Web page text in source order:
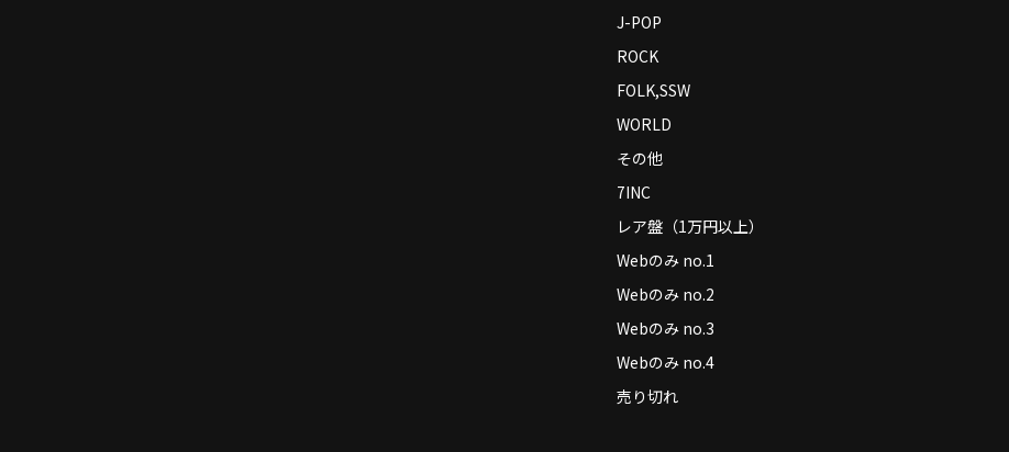
J-POP
ROCK
FOLK,SSW
WORLD
その他
7INC
レア盤（1万円以上）
Webのみ no.1
Webのみ no.2
Webのみ no.3
Webのみ no.4
売り切れ